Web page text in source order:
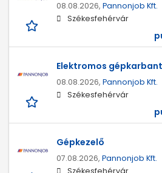
08.08.2026, Pannonjob Kft.
Székesfehérvár
Elektromos
08.08.2026, Pannonjob Kft.
Székesfehérvár
Gépkezelő
07.08.2026, Pannonjob Kft.
Székesfehérvár